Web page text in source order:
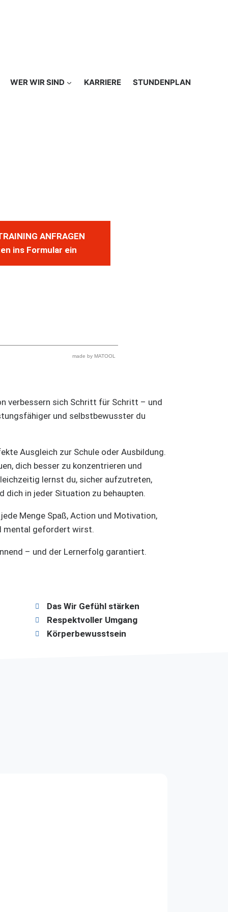
WER WIR SIND KARRIERE STUNDENPLAN
ANFRAGEN
ins Formular ein
made by MATOOL
verbessern sich Schritt für Schritt – und
und selbstbewusster du
Ausgleich zur Schule oder Ausbildung.
dich besser zu konzentrieren und
lernst du, sicher aufzutreten,
dich in jeder Situation zu behaupten.
Menge Spaß, Action und Motivation,
mental gefordert wirst.
– und der Lernerfolg garantiert.
Das Wir Gefühl stärken
Respektvoller Umgang
Körperbewusstsein